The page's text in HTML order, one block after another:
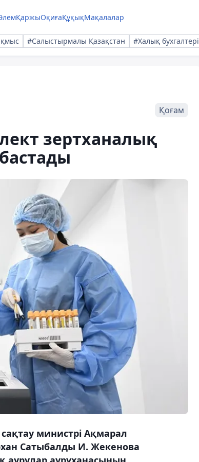
ҚаржыОқиғаҚұқықМақалалар
#Салыстырмалы Қазақстан #Халық бухгалтері
Қоғам
зертханалық
министрі Ақмарал
Сатыбалды И. Жекенова